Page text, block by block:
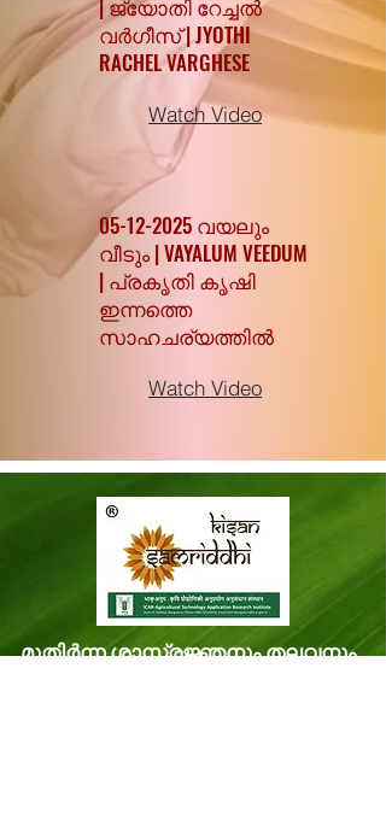
| ജ്യോതി റേച്ചൽ
വർഗീസ് | JYOTHI
RACHEL VARGHESE
Watch Video
05-12-2025 വയലും
വീടും | VAYALUM VEEDUM
| പ്രകൃതി കൃഷി
ഇന്നത്തെ
സാഹചര്യത്തിൽ
Watch Video
മുതിർന്ന ശാസ്ത്രജ്ഞനും തലവനും,